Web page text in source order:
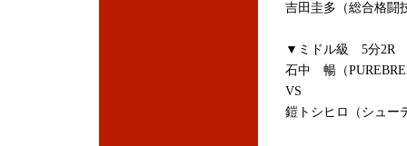
吉田圭多（総合格闘
▼ミドル級 5分2R
石中 暢（
VS
鎧トシヒロ（シュー